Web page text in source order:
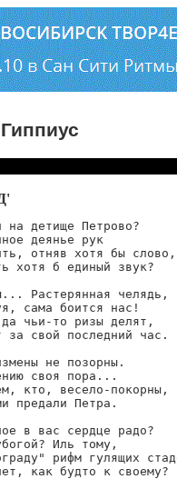
на детище Петрово?
деянье рук
отняв хотя бы слово,
хотя б единый звук?
Растерянная челядь,
сама боится нас!
чьи-то ризы делят,
за свой последний час.
не позорны.
своя пора...
кто, весело-покорны,
предали Петра.
в вас сердце радо?
Иль тому,
рифм гулящих
как будто к своему?